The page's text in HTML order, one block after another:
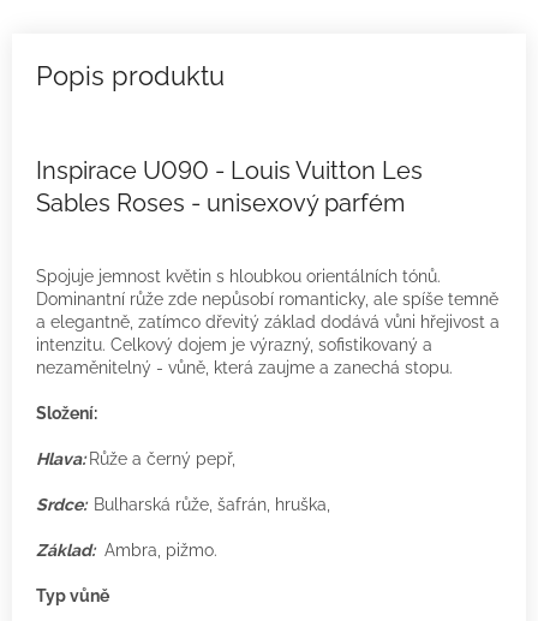
Inspirace U090 - Louis Vuitton Les
Sables Roses - unisexový parfém
Spojuje jemnost květin s hloubkou orientálních tónů.
Dominantní růže zde nepůsobí romanticky, ale spíše temně
a elegantně, zatímco dřevitý základ dodává vůni hřejivost a
intenzitu. Celkový dojem je výrazný, sofistikovaný a
nezaměnitelný - vůně, která zaujme a zanechá stopu.
Složení:
Hlava: Růže a černý pepř,
Srdce: Bulharská růže, šafrán, hruška,
Základ:Ambra, pižmo.
Typ vůně